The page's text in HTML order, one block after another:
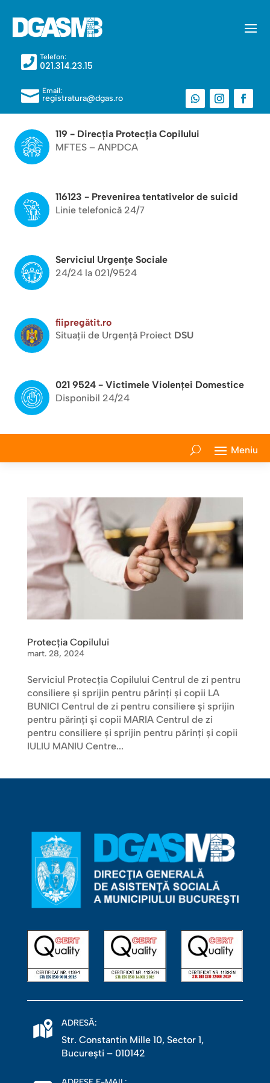
 Telefon:
021.314.23.15
 Email:
registratura@dgas.ro
119 - Direcția Protecția Copilului
MFTES – ANPDCA
116123 - Prevenirea tentativelor de suicid
Linie telefonică 24/7
Serviciul Urgențe Sociale
24/24 la 021/9524
fiipregătit.ro
Situații de Urgență Proiect DSU
021 9524 - Victimele Violenței Domestice
Disponibil 24/24
Protecţia Copilului
mart. 28, 2024
Serviciul Protecţia Copilului Centrul de zi pentru
consiliere și sprijin pentru părinți și copii LA
BUNICI Centrul de zi pentru consiliere și sprijin
pentru părinți și copii MARIA Centrul de zi
pentru consiliere și sprijin pentru părinți și copii
IULIU MANIU Centre...
ADRESĂ:
Str. Constantin Mille 10, Sector 1,
Bucureşti – 010142